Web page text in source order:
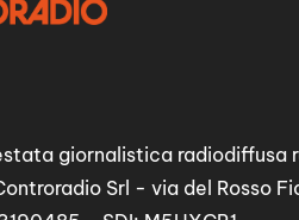
giornalistica radiodiffusa
Srl - via del Rosso